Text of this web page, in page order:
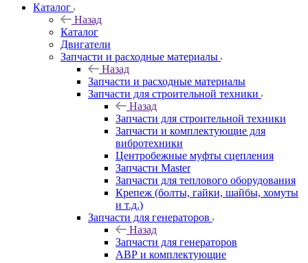
Каталог
Назад
Каталог
Двигатели
Запчасти и расходные материалы
Назад
Запчасти и расходные материалы
Запчасти для строительной техники
Назад
Запчасти для строительной техники
Запчасти и комплектующие для
вибротехники
Центробежные муфты сцепления
Запчасти Master
Запчасти для теплового оборудования
Крепеж (болты, гайки, шайбы, хомуты
и т.д.)
Запчасти для генераторов
Назад
Запчасти для генераторов
АВР и комплектующие